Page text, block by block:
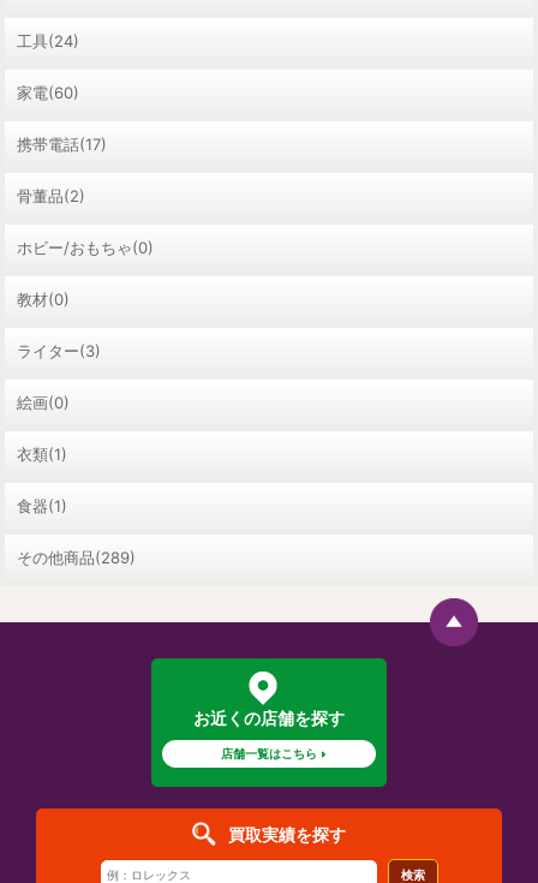
工具(24)
家電(60)
携帯電話(17)
骨董品(2)
ホビー/おもちゃ(0)
教材(0)
ライター(3)
絵画(0)
衣類(1)
食器(1)
その他商品(289)
お近くの店舗を探す
店舗一覧はこちら
買取実績を探す
検索